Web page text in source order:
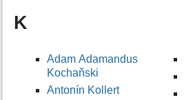
K
Adam Adamandus
Kochaňski
Antonín Kollert